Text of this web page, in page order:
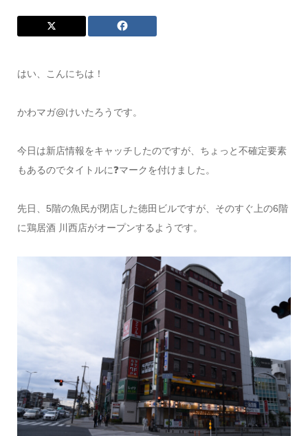
はい、こんにちは！
かわマガ@けいたろうです。
今日は新店情報をキャッチしたのですが、ちょっと不確定要素
もあるのでタイトルに❓マークを付けました。
先日、5階の魚民が閉店した徳田ビルですが、そのすぐ上の6階
に鶏居酒 川西店がオープンするようです。